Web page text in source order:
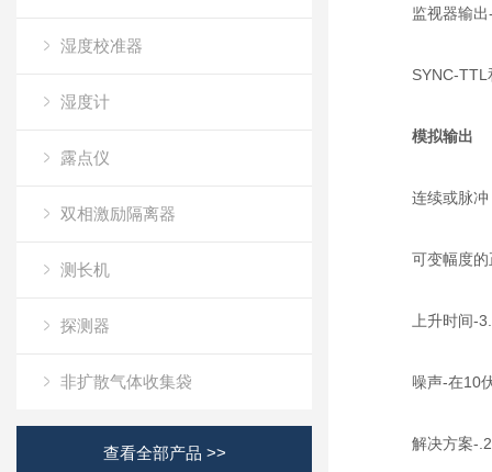
湿度校准器
湿度计
露点仪
双相激励隔离器
测长机
探测器
非扩散气体收集袋
查看全部产品 >>
监视器输
SYNC-
模拟输出
连续或脉冲
可变幅度
上升时间-
噪声-在10
解决方案-